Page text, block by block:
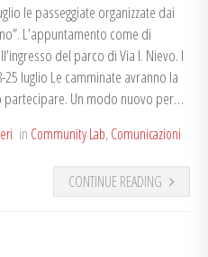
le passeggiate organizzate dai
L’appuntamento come di
del parco di Via I. Nievo. I
luglio Le camminate avranno la
Un modo nuovo per…
in Community Lab,Comunicazioni
CONTINUE READING